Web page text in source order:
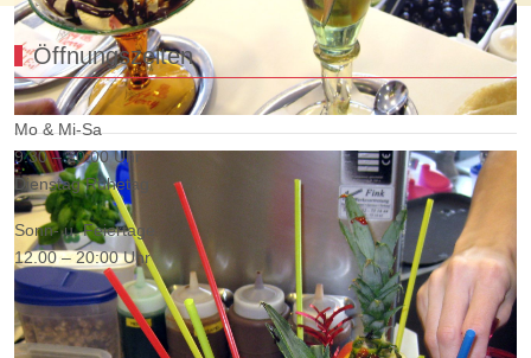
Öffnungszeiten
Mo & Mi-Sa
9.30 – 20:00 Uhr
Dienstag Ruhetag
Sonn- u. Feiertage
12.00 – 20:00 Uhr